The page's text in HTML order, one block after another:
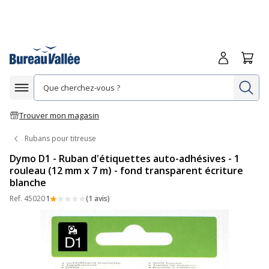
Afficher la navigation
Trouver mon magasin
Me
Rubans pour titreuse
Dymo D1 - Ruban d'étiquettes auto-adhésives - 1
rouleau (12 mm x 7 m) - fond transparent écriture
blanche
Ref. 450201 (1 avis)